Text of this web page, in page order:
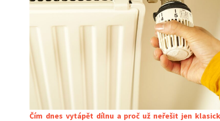
Čím dnes vytápět dílnu a proč už neřešit jen